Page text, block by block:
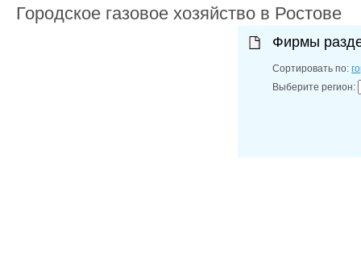
Городское газовое хозяйство в Ростове
Фирмы
Сортировать по:
Выберите регион: